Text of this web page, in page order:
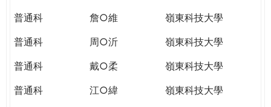
普通科
詹○維
嶺東科技大學
普通科
周○沂
嶺東科技大學
普通科
戴○柔
嶺東科技大學
普通科
江○緯
嶺東科技大學